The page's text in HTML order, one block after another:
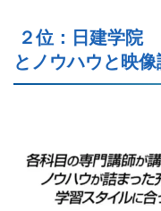
２位：日建学院
とノウハウと映